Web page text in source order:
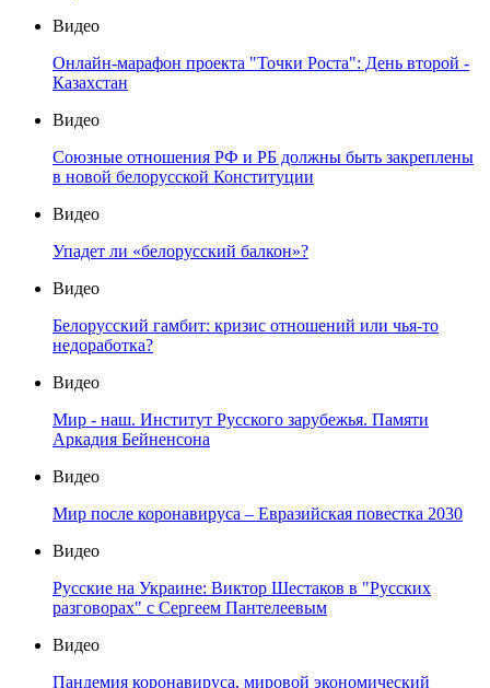
Видео
Онлайн-марафон проекта "Точки Роста": День второй -
Казахстан
Видео
Союзные отношения РФ и РБ должны быть закреплены
в новой белорусской Конституции
Видео
Упадет ли «белорусский балкон»?
Видео
Белорусский гамбит: кризис отношений или чья-то
недоработка?
Видео
Мир - наш. Институт Русского зарубежья. Памяти
Аркадия Бейненсона
Видео
Мир после коронавируса – Евразийская повестка 2030
Видео
Русские на Украине: Виктор Шестаков в "Русских
разговорах" с Сергеем Пантелеевым
Видео
Пандемия коронавируса, мировой экономический